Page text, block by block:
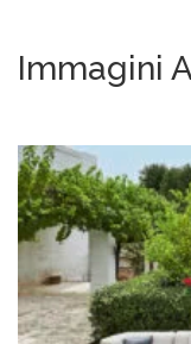
Immagini